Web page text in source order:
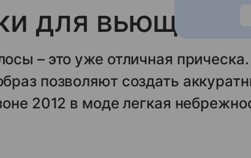
для вьющихся
– это уже отличная
позволяют создать
2012 в моде легкая